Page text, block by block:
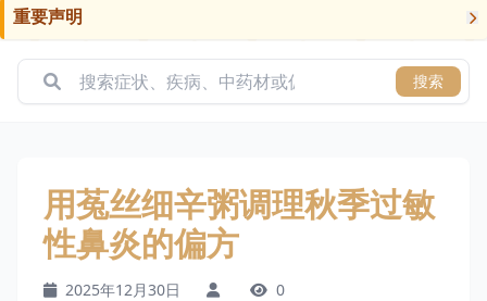
重要声明
搜索
用菟丝细辛粥调理秋季过敏
性鼻炎的偏方
2025年12月30日 0